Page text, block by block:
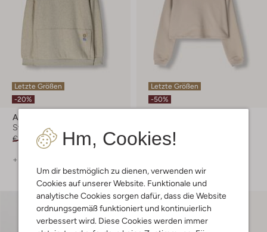
Hm, Cookies!
Um dir bestmöglich zu dienen, verwenden wir
Cookies auf unserer Website. Funktionale und
analytische Cookies sorgen dafür, dass die Website
ordnungsgemäß funktioniert und kontinuierlich
verbessert wird. Diese Cookies werden immer
Letzte Größen
-20%
American Vintage
Sweatshirt
€ 74,99 € 59,99
+ mehr farben
Letzte Größen
-50%
€ 49,99